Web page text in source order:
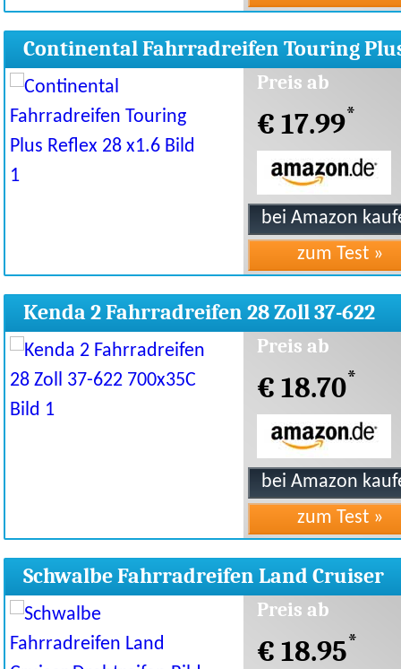
Continental Fahrradreifen Touring
Reflex 28 x1.6
Preis ab
€ 17.99*
Kenda 2 Fahrradreifen 28 Zoll 37-622
700x35C
Preis ab
€ 18.70*
Schwalbe Fahrradreifen Land Cruiser
Drahtreifen
Preis ab
€ 18.95*